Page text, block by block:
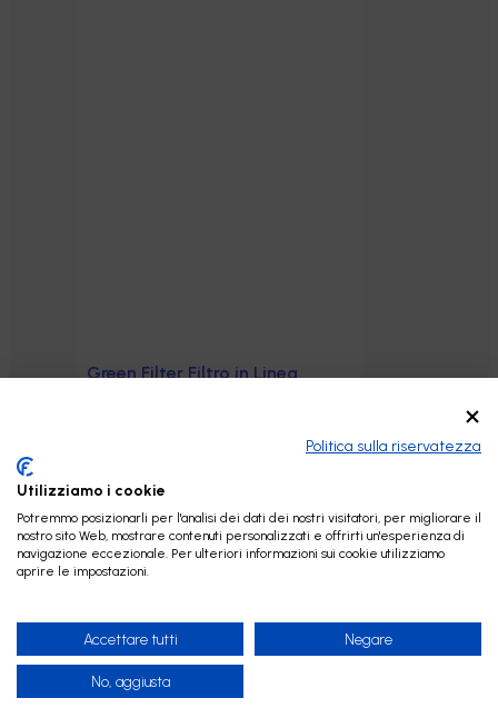
Green Filter Filtro in Linea
Politica sulla riservatezza
Utilizziamo i cookie
Potremmo posizionarli per l'analisi dei dati dei nostri visitatori, per migliorare il
nostro sito Web, mostrare contenuti personalizzati e offrirti un'esperienza di
navigazione eccezionale. Per ulteriori informazioni sui cookie utilizziamo
aprire le impostazioni.
Accettare tutti Negare
No, aggiusta